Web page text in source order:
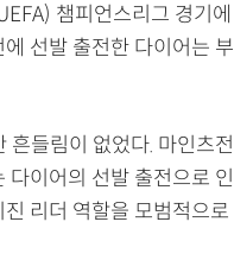
챔피언스리그 경기에
선발 출전한 다이어는 부
흔들림이 없었다. 마인츠전
이어의 선발 출전으로 인
리더 역할을 모범적으로